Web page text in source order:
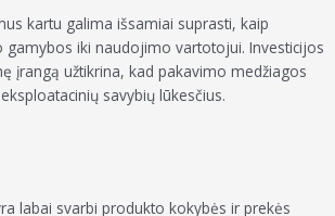
kartu galima išsamiai suprasti, kaip
gamybos iki naudojimo vartotojui. Investicijos
įrangą užtikrina, kad pakavimo medžiagos
savybių lūkesčius.
labai svarbi produkto kokybės ir prekės